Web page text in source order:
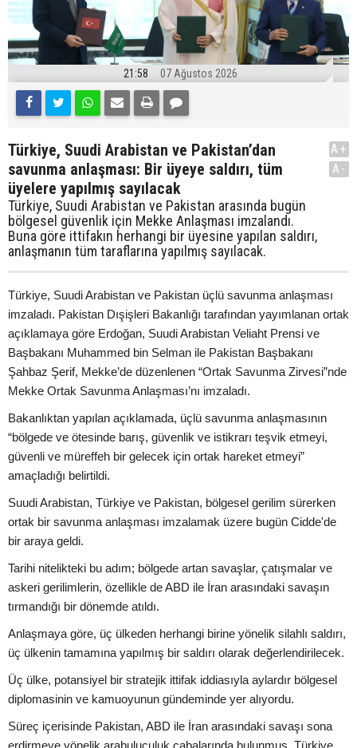
21:58 07 Ağustos 2026
Türkiye, Suudi Arabistan ve Pakistan’dan
savunma anlaşması: Bir üyeye saldırı, tüm
üyelere yapılmış sayılacak
Türkiye, Suudi Arabistan ve Pakistan arasında bugün
bölgesel güvenlik için Mekke Anlaşması imzalandı.
Buna göre ittifakın herhangi bir üyesine yapılan saldırı,
anlaşmanın tüm taraflarına yapılmış sayılacak.
A+
A-
Türkiye, Suudi Arabistan ve Pakistan üçlü savunma anlaşması
imzaladı. Pakistan Dışişleri Bakanlığı tarafından yayımlanan ortak
açıklamaya göre Erdoğan, Suudi Arabistan Veliaht Prensi ve
Başbakanı Muhammed bin Selman ile Pakistan Başbakanı
Şahbaz Şerif, Mekke’de düzenlenen “Ortak Savunma Zirvesi”nde
Mekke Ortak Savunma Anlaşması’nı imzaladı.
Bakanlıktan yapılan açıklamada, üçlü savunma anlaşmasının
“bölgede ve ötesinde barış, güvenlik ve istikrarı teşvik etmeyi,
güvenli ve müreffeh bir gelecek için ortak hareket etmeyi”
amaçladığı belirtildi.
Suudi Arabistan, Türkiye ve Pakistan, bölgesel gerilim sürerken
ortak bir savunma anlaşması imzalamak üzere bugün Cidde'de
bir araya geldi.
Tarihi nitelikteki bu adım; bölgede artan savaşlar, çatışmalar ve
askeri gerilimlerin, özellikle de ABD ile İran arasındaki savaşın
tırmandığı bir dönemde atıldı.
Anlaşmaya göre, üç ülkeden herhangi birine yönelik silahlı saldırı,
üç ülkenin tamamına yapılmış bir saldırı olarak değerlendirilecek.
Üç ülke, potansiyel bir stratejik ittifak iddiasıyla aylardır bölgesel
diplomasinin ve kamuoyunun gündeminde yer alıyordu.
Süreç içerisinde Pakistan, ABD ile İran arasındaki savaşı sona
erdirmeye yönelik arabuluculuk çabalarında bulunmuş, Türkiye